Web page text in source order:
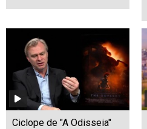
Ciclope de "A Odisseia"